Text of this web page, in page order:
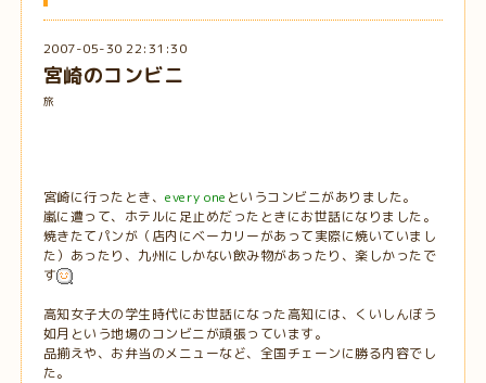
2007-05-30 22:31:30
宮崎のコンビニ
旅
宮崎に行ったとき、every one というコンビニがありました。
嵐に遭って、ホテルに足止めだったときにお世話になりました。
焼きたてパンが（店内にベーカリーがあって実際に焼いていまし
た）あったり、九州にしかない飲み物があったり、楽しかったで
す
高知女子大の学生時代にお世話になった高知には、くいしんぼう
如月という地場のコンビニが頑張っています。
品揃えや、お弁当のメニューなど、全国チェーンに勝る内容でし
た。